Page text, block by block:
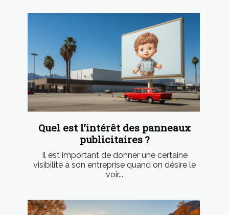
Quel est l’intérêt des panneaux
publicitaires ?
Il est important de donner une certaine
visibilité à son entreprise quand on désire le
voir...